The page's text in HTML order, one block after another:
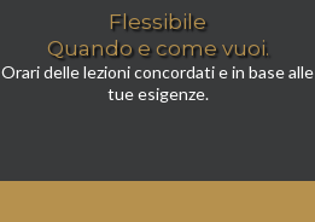
Flessibile
Quando e come vuoi.
Orari delle lezioni concordati e in base alle
tue esigenze.